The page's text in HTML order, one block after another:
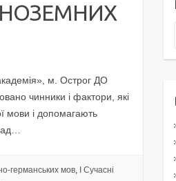
м. Острог ДО
чинники і фактори, які
мови і допомагають
германських мов,
I Cучасні